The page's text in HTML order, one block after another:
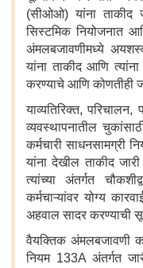
(सीओओ) यांना ताकीद
सिस्टमिक नियोजनात
अंमलबजावणीमध्ये
यांना ताकीद आणि
करण्याचे आणि कोणतीही
याव्यतिरिक्त, परिचालन,
व्यवस्थापनातील
कर्मचारी साधनसामग्री
यांना देखील ताकीद
त्यांच्या अंतर्गत
कर्मचाऱ्यांवर योग्य
अहवाल सादर करण्याची
वैयक्तिक अंमलबजावणी
नियम 133A अंतर्गत